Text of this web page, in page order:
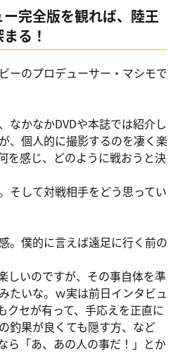
完全版を観れば、陸王
る！
ーのプロデューサー・マシモで
なかなかDVDや本誌では紹介し
、個人的に撮影するのを凄く楽
を感じ、どのように戦おうと決
そして対戦相手をどう思ってい
。僕的に言えば遠足に行く前の
しいのですが、その事自体を準
たいな。ｗ実は前日インタビュ
クセが有って、手応えを正直に
釣果が良くても隠す方、など
ら「あ、あの人の事だ！」とか